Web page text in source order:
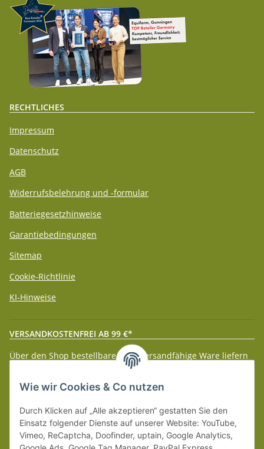
RECHTLICHES
Impressum
Datenschutz
AGB
Widerrufsbelehrung und -formular
Batteriegesetzhinweise
Garantiebedingungen
Sitemap
Cookie-Richtlinie
KI-Hinweise
VERSANDKOSTENFREI AB 99 €*
Über den Shop bestellbare paketversandfähige Ware liefern
wir innerhalb Deutschland (Festland) ab 99 € * Warenwert
versandkostenfrei.
Weitere Versanddetails entnehmen Sie bitte unserenLiefer-
und Zahlungsbedingungen.
Wie wir Cookies & Co nutzen
Durch Klicken auf „Alle akzeptieren“ gestatten Sie den
Einsatz folgender Dienste auf unserer Website: YouTube,
Vimeo, ReCaptcha, Doofinder, uptain, Google Analytics,